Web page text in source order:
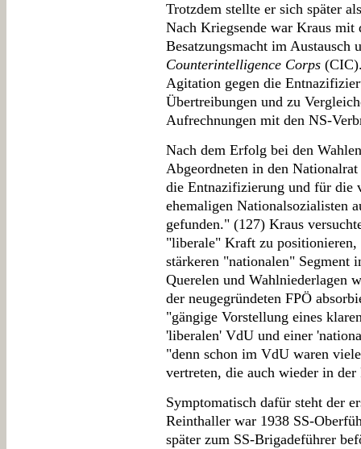
Trotzdem stellte er sich später
Nach Kriegsende war Kraus mit
Besatzungsmacht im Austausch
Counterintelligence Corps
Agitation gegen die
Übertreibungen und zu
Aufrechnungen mit den NS-
Nach dem Erfolg bei den
Abgeordneten in den
die Entnazifizierung und für die
ehemaligen Nationalsozialisten
gefunden." (127) Kraus
"liberale" Kraft zu positionieren,
stärkeren "nationalen" Segment
Querelen und Wahlniederlagen
der neugegründeten FPÖ
"gängige Vorstellung eines
'liberalen' VdU und einer
"denn schon im VdU waren
vertreten, die auch wieder in
Symptomatisch dafür steht der
Reinthaller war 1938 SS-
später zum SS-Brigadeführer